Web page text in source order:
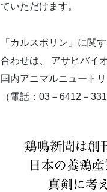
ていただけます。
「カルスポリン」に関
合わせは、 アサヒバイ
国内アニマルニュート
（電話：03－6412－